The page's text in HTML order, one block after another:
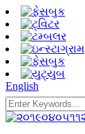
English